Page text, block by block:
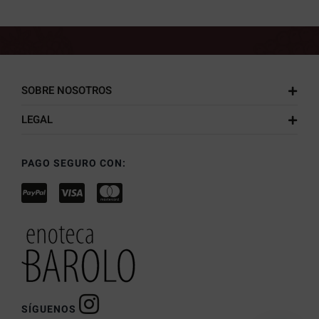
SOBRE NOSOTROS
LEGAL
PAGO SEGURO CON:
SÍGUENOS